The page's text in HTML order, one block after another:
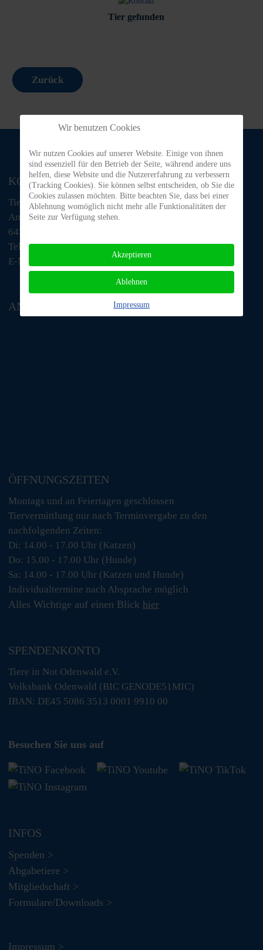
Tier gefunden
Zurück
KONTAKT
Tiere in Not Odenwald e.V.
Am Morsberg 1
64385 Reichelsheim
Telefon: 06063 / 939 848
E-Mail: tino@tiere-in-not-odenwald.de
ANFAHRT
ÖFFNUNGSZEITEN
Montags und an Feiertagen geschlossen
Tiervermittlung nur nach Terminvergabe zu den
nachfolgenden Zeiten:
Di: 14.00 - 17.00 Uhr (Katzen)
Do: 15.00 - 17.00 Uhr (Hunde)
Sa: 14.00 - 17.00 Uhr (Katzen und Hunde)
Individualtermine nach Absprache möglich
Alles Wichtige auf einen Blick hier
SPENDENKONTO
Tiere in Not Odenwald e.V.
Volksbank Odenwald (BIC GENODE51MIC)
IBAN: DE45 5086 3513 0001 9910 00
Besuchen Sie uns auf
INFOS
Spenden >
Abgabetiere >
Mitgliedschaft >
Formulare/Downloads >
Impressum >
Wir benutzen Cookies
Wir nutzen Cookies auf unserer Website. Einige von ihnen
sind essenziell für den Betrieb der Seite, während andere uns
helfen, diese Website und die Nutzererfahrung zu verbessern
(Tracking Cookies). Sie können selbst entscheiden, ob Sie die
Cookies zulassen möchten. Bitte beachten Sie, dass bei einer
Ablehnung womöglich nicht mehr alle Funktionalitäten der
Seite zur Verfügung stehen.
Akzeptieren
Ablehnen
Impressum